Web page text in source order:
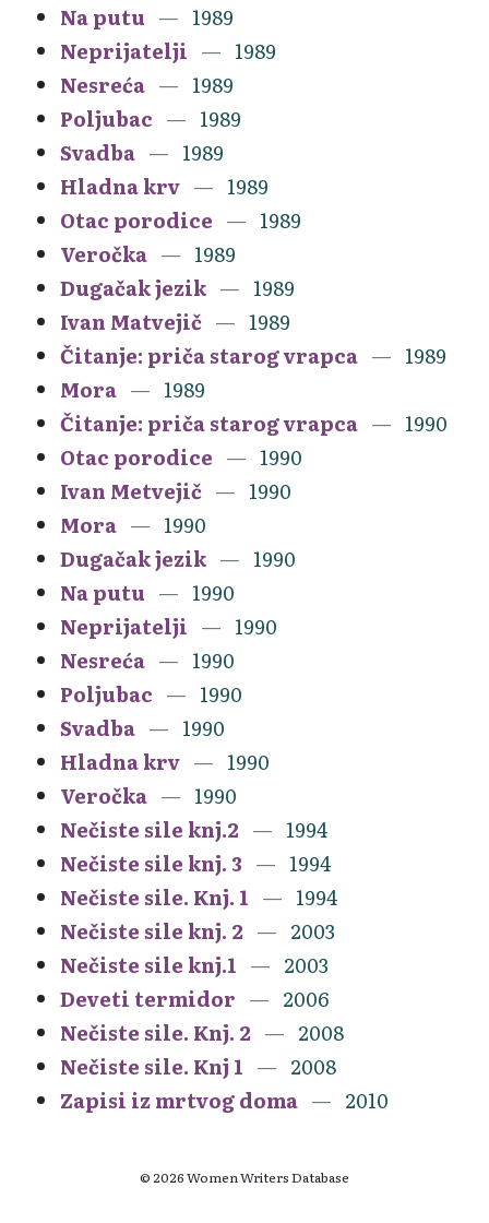
Na putu
1989
Neprijatelji
1989
Nesreća
1989
Poljubac
1989
Svadba
1989
Hladna krv
1989
Otac porodice
1989
Veročka
1989
Dugačak jezik
1989
Ivan Matvejič
1989
Čitanje: priča starog vrapca
1989
Mora
1989
Čitanje: priča starog vrapca
1990
Otac porodice
1990
Ivan Metvejič
1990
Mora
1990
Dugačak jezik
1990
Na putu
1990
Neprijatelji
1990
Nesreća
1990
Poljubac
1990
Svadba
1990
Hladna krv
1990
Veročka
1990
Nečiste sile knj.2
1994
Nečiste sile knj. 3
1994
Nečiste sile. Knj. 1
1994
Nečiste sile knj. 2
2003
Nečiste sile knj.1
2003
Deveti termidor
2006
Nečiste sile. Knj. 2
2008
Nečiste sile. Knj 1
2008
Zapisi iz mrtvog doma
2010
© 2026 Women Writers Database